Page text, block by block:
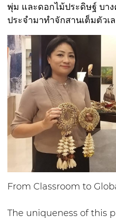
พุ่ม และดอกไม้ประดิษฐ์ บา
ประจำมาทำจักสานเต็มตัวเ
From Classroom to
The uniqueness of this